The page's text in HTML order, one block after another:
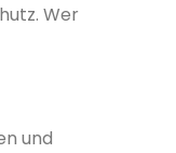
Wer
und